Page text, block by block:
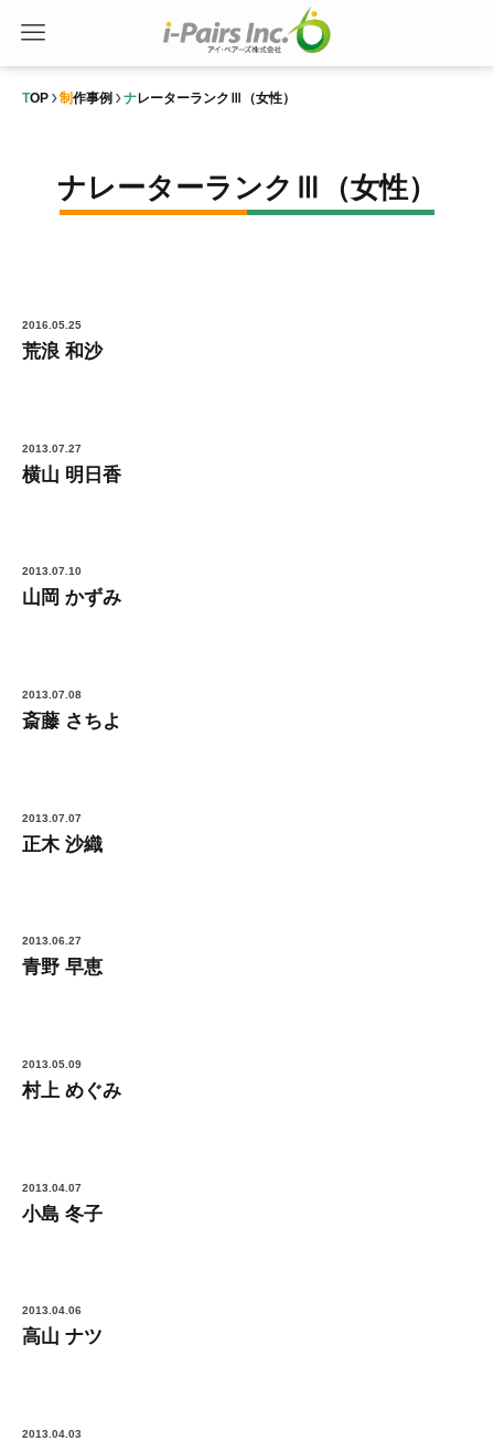
TOP 制作事例 ナレーターランクⅢ（女性）
ナレーターランクⅢ（女性）
2016.05.25
荒浪 和沙
2013.07.27
横山 明日香
2013.07.10
山岡 かずみ
2013.07.08
斎藤 さちよ
2013.07.07
正木 沙織
2013.06.27
青野 早恵
2013.05.09
村上 めぐみ
2013.04.07
小島 冬子
2013.04.06
高山 ナツ
2013.04.03